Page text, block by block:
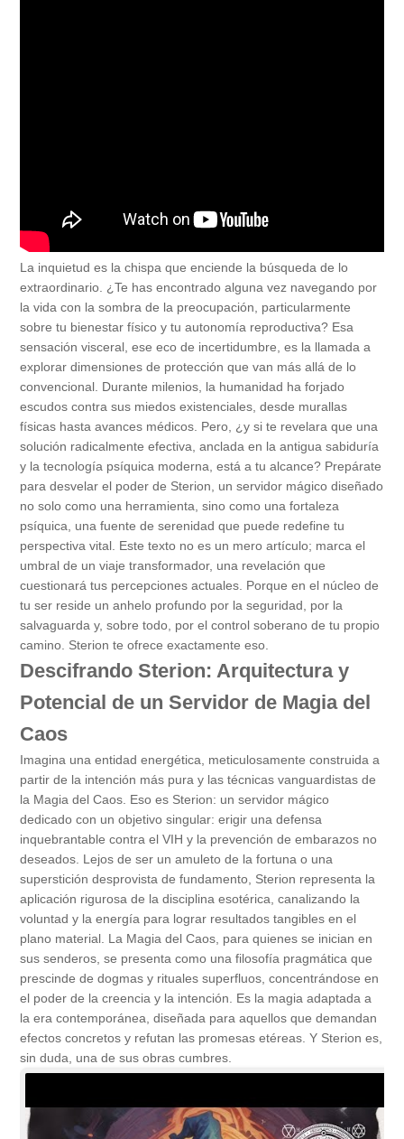
La inquietud es la chispa que enciende la búsqueda de lo
extraordinario. ¿Te has encontrado alguna vez navegando por
la vida con la sombra de la preocupación, particularmente
sobre tu bienestar físico y tu autonomía reproductiva? Esa
sensación visceral, ese eco de incertidumbre, es la llamada a
explorar dimensiones de protección que van más allá de lo
convencional. Durante milenios, la humanidad ha forjado
escudos contra sus miedos existenciales, desde murallas
físicas hasta avances médicos. Pero, ¿y si te revelara que una
solución radicalmente efectiva, anclada en la antigua sabiduría
y la tecnología psíquica moderna, está a tu alcance? Prepárate
para desvelar el poder de Sterion, un servidor mágico diseñado
no solo como una herramienta, sino como una fortaleza
psíquica, una fuente de serenidad que puede redefine tu
perspectiva vital. Este texto no es un mero artículo; marca el
umbral de un viaje transformador, una revelación que
cuestionará tus percepciones actuales. Porque en el núcleo de
tu ser reside un anhelo profundo por la seguridad, por la
salvaguarda y, sobre todo, por el control soberano de tu propio
camino. Sterion te ofrece exactamente eso.
Descifrando Sterion: Arquitectura y
Potencial de un Servidor de Magia del
Caos
Imagina una entidad energética, meticulosamente construida a
partir de la intención más pura y las técnicas vanguardistas de
la Magia del Caos. Eso es Sterion: un servidor mágico
dedicado con un objetivo singular: erigir una defensa
inquebrantable contra el VIH y la prevención de embarazos no
deseados. Lejos de ser un amuleto de la fortuna o una
superstición desprovista de fundamento, Sterion representa la
aplicación rigurosa de la disciplina esotérica, canalizando la
voluntad y la energía para lograr resultados tangibles en el
plano material. La Magia del Caos, para quienes se inician en
sus senderos, se presenta como una filosofía pragmática que
prescinde de dogmas y rituales superfluos, concentrándose en
el poder de la creencia y la intención. Es la magia adaptada a
la era contemporánea, diseñada para aquellos que demandan
efectos concretos y refutan las promesas etéreas. Y Sterion es,
sin duda, una de sus obras cumbres.